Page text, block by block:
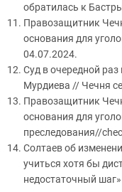
обратилась к
Правозащитник
основания для
04.07.2024.
Суд в очередной
Мурдиева // Чечня
Правозащитник
основания для
преследования//
Солтаев об
учиться хотя бы
недостаточный